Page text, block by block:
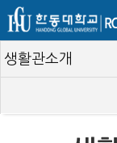
생활관소개